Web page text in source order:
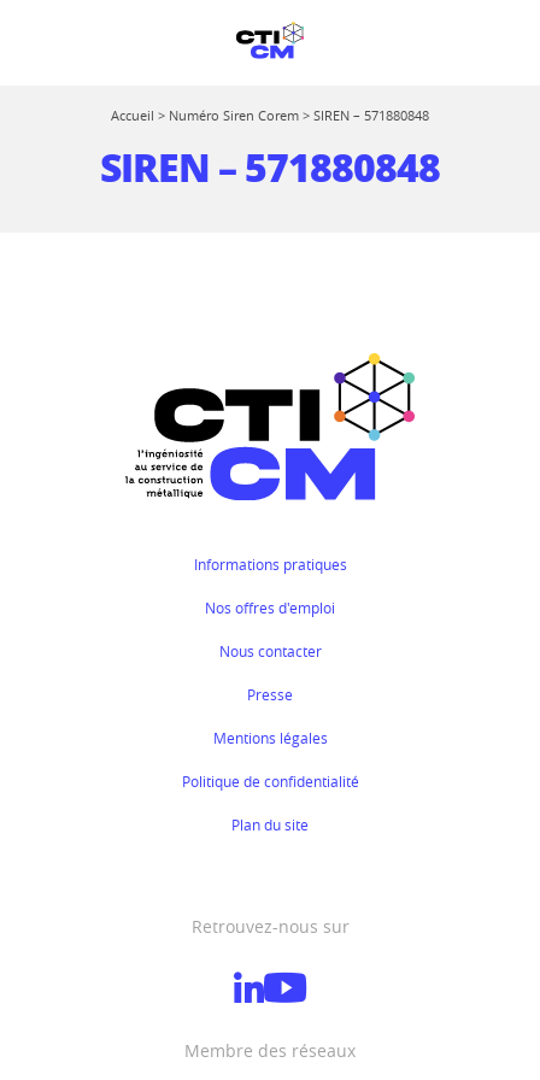
Accueil > Numéro Siren Corem > SIREN – 571880848
SIREN – 571880848
Informations pratiques
Nos offres d'emploi
Nous contacter
Presse
Mentions légales
Politique de confidentialité
Plan du site
Retrouvez-nous sur
Membre des réseaux